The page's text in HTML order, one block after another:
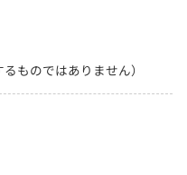
ものではありません）